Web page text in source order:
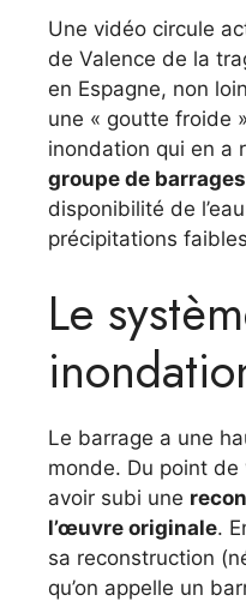
Une vidéo circule
de Valence de la
en Espagne, non
une « goutte froide
inondation qui en a
groupe de
disponibilité de
précipitations
Le
Le barrage a une
monde. Du point
avoir subi une
l’œuvre originale.
sa reconstruction
qu’on appelle un